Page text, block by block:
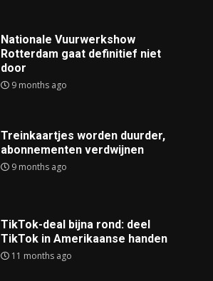
Nationale Vuurwerkshow
Rotterdam gaat definitief niet
door
9 months ago
Treinkaartjes worden duurder,
abonnementen verdwijnen
9 months ago
TikTok-deal bijna rond: deel
TikTok in Amerikaanse handen
11 months ago